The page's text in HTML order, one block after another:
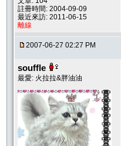
註冊時間: 2004-09-09
最近來訪: 2011-06-15
離線
2007-06-27 02:27 PM
souffle
最愛: 火拉拉&胖油油